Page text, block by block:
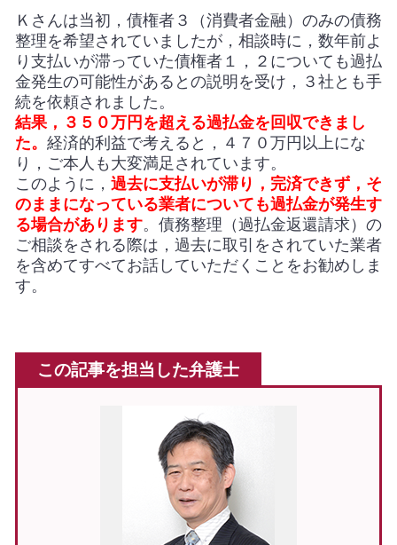
Ｋさんは当初，債権者３（消費者金融）のみの債務
整理を希望されていましたが，相談時に，数年前よ
り支払いが滞っていた債権者１，２についても過払
金発生の可能性があるとの説明を受け，３社とも手
続を依頼されました。
結果，３５０万円を超える過払金を回収できまし
た。 経済的利益で考えると，４７０万円以上にな
り，ご本人も大変満足されています。
このように， 過去に支払いが滞り，完済できず，そ
のままになっている業者についても過払金が発生す
る場合があります。債務整理（過払金返還請求）の
ご相談をされる際は，過去に取引をされていた業者
を含めてすべてお話していただくことをお勧めしま
す。
この記事を担当した弁護士